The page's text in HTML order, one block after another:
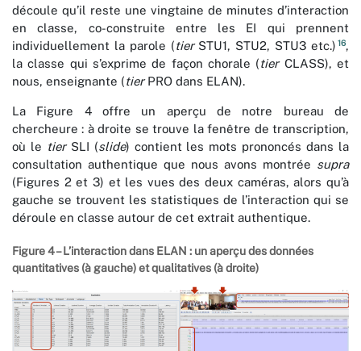
découle qu’il reste une vingtaine de minutes d’interaction
en classe, co-construite entre les EI qui prennent
individuellement la parole (tierSTU1, STU2, STU3 etc.) 16,
la classe qui s’exprime de façon chorale (tierCLASS), et
nous, enseignante (tierPRO dans ELAN).
La Figure 4 offre un aperçu de notre bureau de
chercheure : à droite se trouve la fenêtre de transcription,
où le tierSLI (slide) contient les mots prononcés dans la
consultation authentique que nous avons montrée supra
(Figures 2 et 3) et les vues des deux caméras, alors qu’à
gauche se trouvent les statistiques de l’interaction qui se
déroule en classe autour de cet extrait authentique.
Figure 4 – L’interaction dans ELAN : un aperçu des données
quantitatives (à gauche) et qualitatives (à droite)